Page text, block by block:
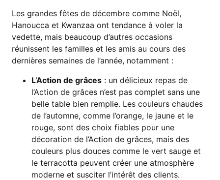
Les grandes fêtes de décembre comme Noël,
Hanoucca et Kwanzaa ont tendance à voler la
vedette, mais beaucoup d’autres occasions
réunissent les familles et les amis au cours des
dernières semaines de l’année, notamment :
L’Action de grâces : un délicieux repas de
l’Action de grâces n’est pas complet sans une
belle table bien remplie. Les couleurs chaudes
de l’automne, comme l’orange, le jaune et le
rouge, sont des choix fiables pour une
décoration de l’Action de grâces, mais des
couleurs plus douces comme le vert sauge et
le terracotta peuvent créer une atmosphère
moderne et susciter l’intérêt des clients.